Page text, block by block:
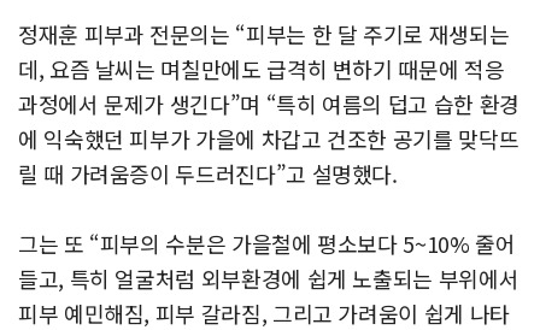
정재훈 피부과 전문의는 “피부는 한 달 주기로 재생되는
데, 요즘 날씨는 며칠만에도 급격히 변하기 때문에 적응
과정에서 문제가 생긴다”며 “특히 여름의 덥고 습한 환경
에 익숙했던 피부가 가을에 차갑고 건조한 공기를 맞닥뜨
릴 때 가려움증이 두드러진다”고 설명했다.
그는 또 “피부의 수분은 가을철에 평소보다 5~10% 줄어
들고, 특히 얼굴처럼 외부환경에 쉽게 노출되는 부위에서
피부 예민해짐, 피부 갈라짐, 그리고 가려움이 쉽게 나타